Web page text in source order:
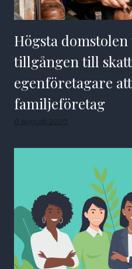
Högsta
tillgången till
egenföretagare
familjeföretag
6 augusti 2026